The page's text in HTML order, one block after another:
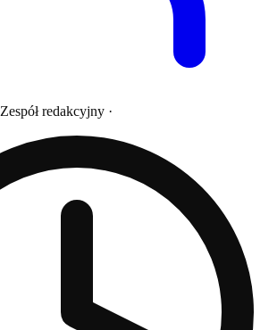
Zespół redakcyjny ·